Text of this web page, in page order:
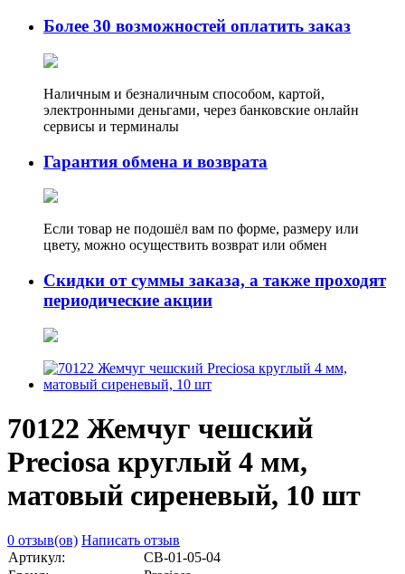
Более 30 возможностей оплатить заказ
Наличным и безналичным способом, картой,
электронными деньгами, через банковские онлайн
сервисы и терминалы
Гарантия обмена и возврата
Если товар не подошёл вам по форме, размеру или
цвету, можно осуществить возврат или обмен
Скидки от суммы заказа, а также проходят
периодические акции
70122 Жемчуг чешский
Preciosa круглый 4 мм,
матовый сиреневый, 10 шт
0 отзыв(ов) Написать отзыв
Артикул:
СВ-01-05-04